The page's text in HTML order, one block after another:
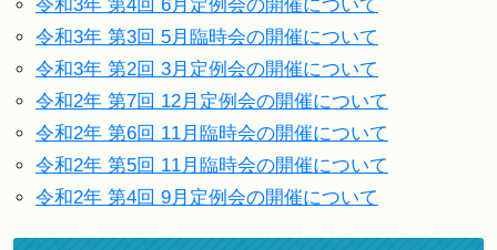
令和3年 第4回 6月定例会の開催について
令和3年 第3回 5月臨時会の開催について
令和3年 第2回 3月定例会の開催について
令和2年 第7回 12月定例会の開催について
令和2年 第6回 11月臨時会の開催について
令和2年 第5回 11月臨時会の開催について
令和2年 第4回 9月定例会の開催について